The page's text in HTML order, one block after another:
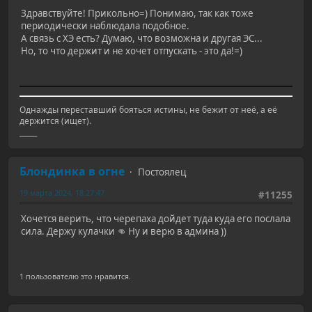
Здравствуйте! Прикольно=) Понимаю, так как тоже
периодически наблюдала подобное.
А связь с ХЭ есть? Думаю, что возможна и другая ЭС...
Но, то что держит и не хочет отпускать - это да!=)
Однажды переставший бояться истины, не бежит от неё, а её
держится (ищет).
Блондинка в огне
Постоялец
#11255
19 марта 2024, 18:27:47
Хочется верить, что черепаха дойдет туда куда его послала
сила. Держу кулачки 👊 Ну и верю в админа ))
1 пользователю это нравится.